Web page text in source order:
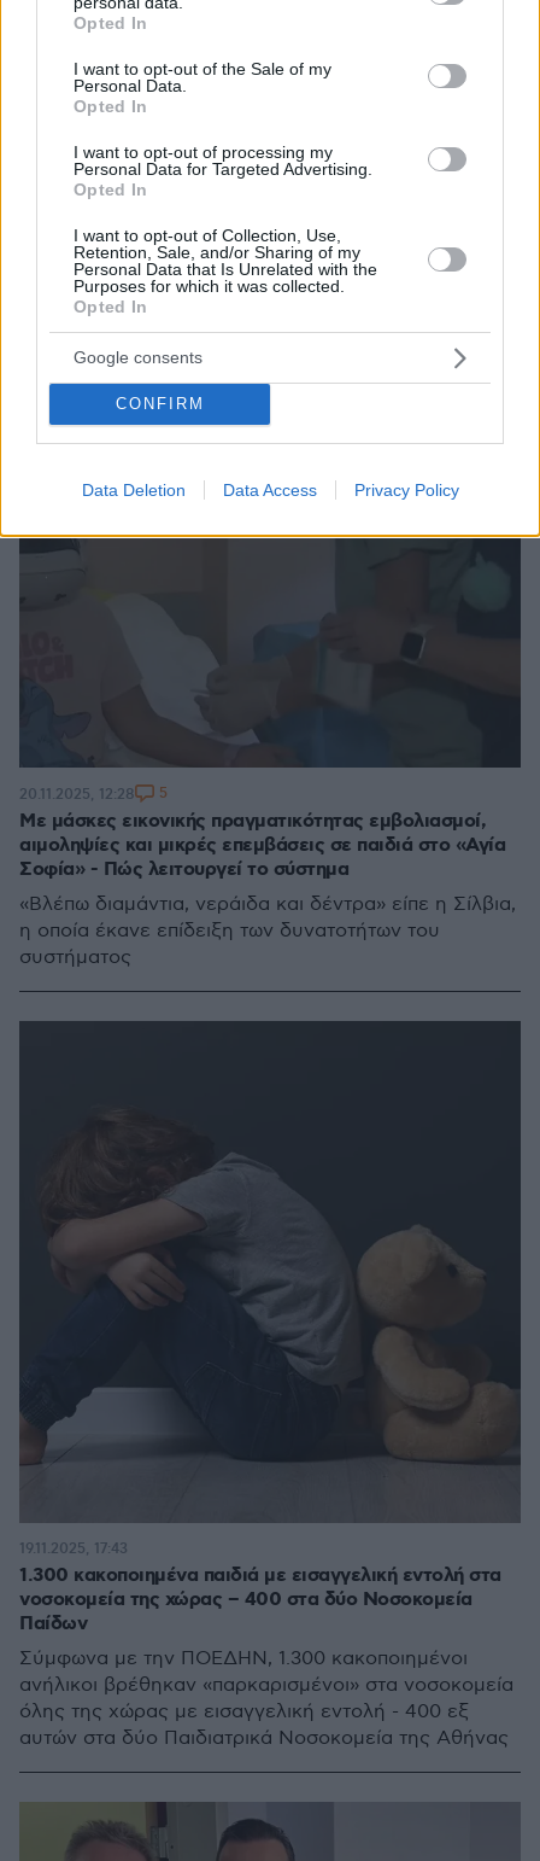
grant or deny consent to Google and its third-party tags to
use your data for below specified purposes in below Google
consent section.
Opted In
I want to opt-out of the Sale of my
Personal Data.
Opted In
I want to opt-out of processing my
Personal Data for Targeted Advertising.
Opted In
I want to opt-out of Collection, Use,
Retention, Sale, and/or Sharing of my
Personal Data that Is Unrelated with the
Purposes for which it was collected.
Opted In
Google consents
CONFIRM
Data Deletion Data Access Privacy Policy
Πυροσβέστες έφεραν τα Χριστούγεννα στο νοσοκομείο
Παίδων Αγία Σοφία, ντύθηκαν Άι Βασίληδες και
μοίρασαν δώρα σε παιδιά με καρκίνο, δείτε βίντεο
Ένας πυροσβέστης κρεμόταν από τον γερανό ενός
πυροσβεστικού οχήματος, ενώ άλλοι σκαρφάλωναν
στο κτίριο για να παραδώσουν δώρα σε παιδιά που
δεν μπορούσαν να βγουν έξω
10.12.2025, 16:09 5
Με μάσκες εικονικής πραγματικότητας εμβολιασμοί,
αιμοληψίες και μικρές επεμβάσεις σε παιδιά στο «Αγία
Σοφία» - Πώς λειτουργεί το σύστημα
«Βλέπω διαμάντια, νεράιδα και δέντρα» είπε η Σίλβια,
η οποία έκανε επίδειξη των δυνατοτήτων του
συστήματος
20.11.2025, 12:28 5
1.300 κακοποιημένα παιδιά με εισαγγελική εντολή στα
νοσοκομεία της χώρας – 400 στα δύο Νοσοκομεία
Παίδων
Σύμφωνα με την ΠΟΕΔΗΝ, 1.300 κακοποιημένοι
ανήλικοι βρέθηκαν «παρκαρισμένοι» στα νοσοκομεία
όλης της χώρας με εισαγγελική εντολή - 400 εξ
αυτών στα δύο Παιδιατρικά Νοσοκομεία της Αθήνας
19.11.2025, 17:43